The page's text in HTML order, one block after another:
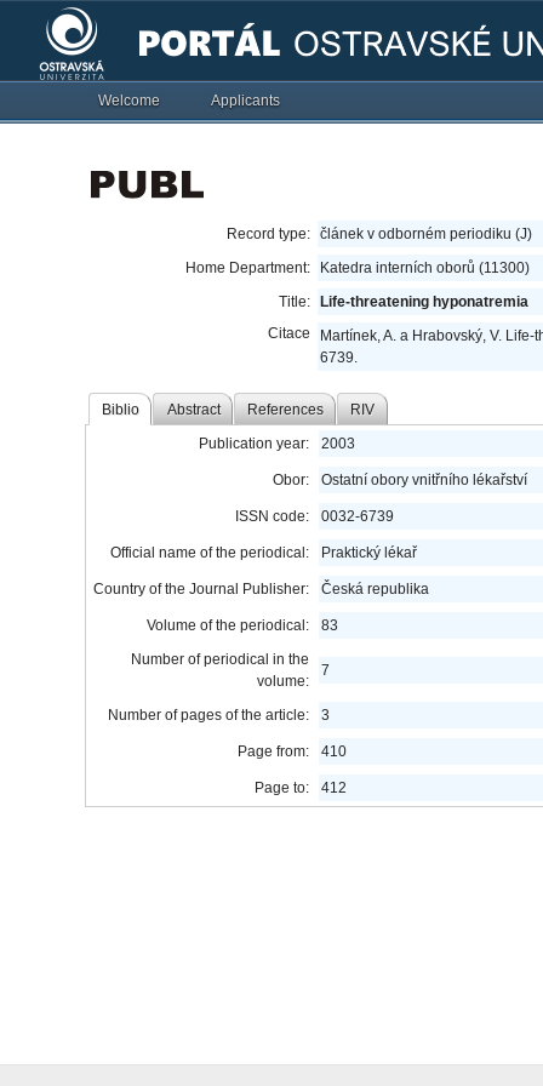
Welcome Applicants
Record type: článek v odborném periodiku (J)
Home Department:
Katedra interních oborů (11300)
Title:
Life-threatening hyponatremia
Citace
Martínek, A. a Hrabovský, V.
6739.
Biblio Abstract References RIV
Publication year: 2003
Obor: Ostatní obory vnitřního lékařství
ISSN code: 0032-6739
Official name of the periodical: Praktický lékař
Country of the Journal Publisher: Česká republika
Volume of the periodical:
83
Number of periodical in the
volume:
7
Number of pages of the article: 3
Page from: 410
Page to: 412